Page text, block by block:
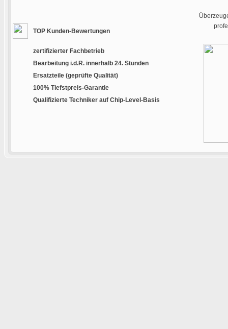
TOP Kunden-Bewertungen
zertifizierter Fachbetrieb
Bearbeitung i.d.R. innerhalb 24. Stunden
Ersatzteile (geprüfte Qualität)
100% Tiefstpreis-Garantie
Qualifizierte Techniker auf Chip-Level-Basis